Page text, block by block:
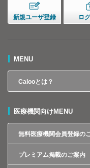
新規ユーザ登録 ロ
MENU
Calooとは？
医療機関向けMENU
無料医療機関会員登録の
プレミアム掲載のご案内